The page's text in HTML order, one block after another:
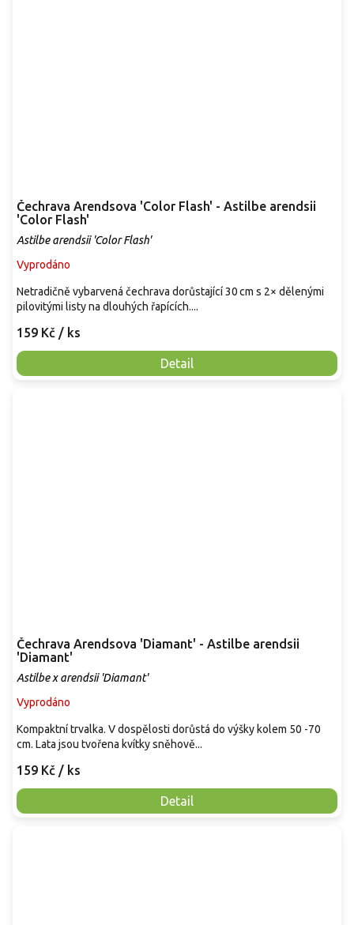
Čechrava Arendsova 'Color Flash' - Astilbe arendsii
'Color Flash'
Astilbe arendsii 'Color Flash'
Vyprodáno
159 Kč / ks
Detail
Netradičně vybarvená čechrava dorůstající 30 cm s 2× dělenými
pilovitými listy na dlouhých řapících....
Čechrava Arendsova 'Diamant' - Astilbe arendsii
'Diamant'
Astilbe x arendsii 'Diamant'
Vyprodáno
159 Kč / ks
Detail
Kompaktní trvalka. V dospělosti dorůstá do výšky kolem 50 -70
cm. Lata jsou tvořena kvítky sněhově...